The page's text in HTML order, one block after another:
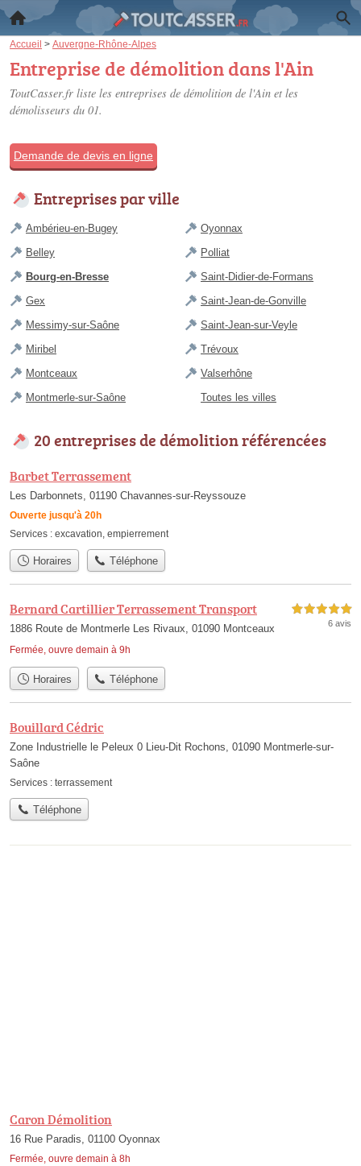
Accueil > Auvergne-Rhône-Alpes
Entreprise de démolition dans l'Ain
ToutCasser.fr liste les entreprises de démolition de l'Ain et les
démolisseurs du 01.
Demande de devis en ligne
Entreprises par ville
Ambérieu-en-Bugey
Belley
Bourg-en-Bresse
Gex
Messimy-sur-Saône
Miribel
Montceaux
Montmerle-sur-Saône
Oyonnax
Polliat
Saint-Didier-de-Formans
Saint-Jean-de-Gonville
Saint-Jean-sur-Veyle
Trévoux
Valserhône
Toutes les villes
20 entreprises de démolition référencées
Barbet Terrassement
Les Darbonnets, 01190 Chavannes-sur-Reyssouze
Ouverte jusqu'à 20h
Services : excavation, empierrement
Horaires Téléphone
Bernard Cartillier Terrassement Transport
1886 Route de Montmerle Les Rivaux, 01090 Montceaux
Fermée, ouvre demain à 9h
5,0 étoiles sur 5
6 avis
Horaires Téléphone
Bouillard Cédric
Zone Industrielle le Peleux 0 Lieu-Dit Rochons, 01090 Montmerle-sur-
Saône
Services : terrassement
Téléphone
Caron Démolition
16 Rue Paradis, 01100 Oyonnax
Fermée, ouvre demain à 8h